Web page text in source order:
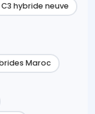
hybride neuve
Maroc